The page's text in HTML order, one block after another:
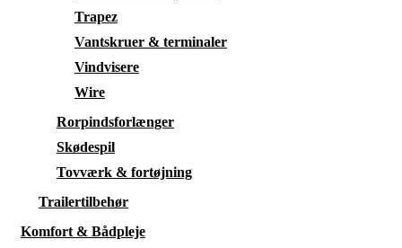
Trapez
Vantskruer & terminaler
Vindvisere
Wire
Rorpindsforlænger
Skødespil
Tovværk & fortøjning
Trailertilbehør
Komfort & Bådpleje